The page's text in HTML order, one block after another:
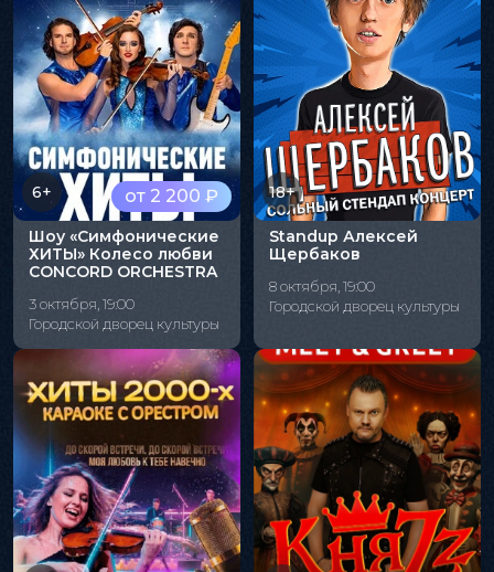
от 2 200 ₽
6+
Шоу «Симфонические
ХИТЫ» Колесо любви
CONCORD ORCHESTRA
3 октября, 19:00
Городской дворец культуры
18+
Standup Алексей
Щербаков
8 октября, 19:00
Городской дворец культуры